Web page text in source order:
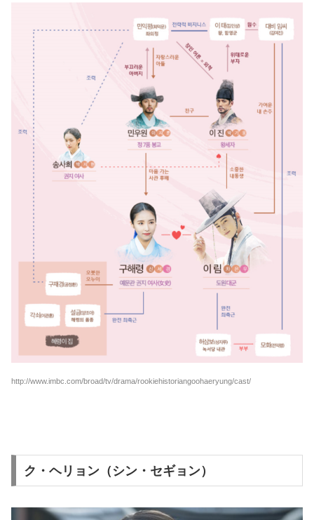
http://www.imbc.com/broad/tv/drama/rookiehistoriangoohaeryung/cast/
ク・ヘリョン（シン・セギョン）